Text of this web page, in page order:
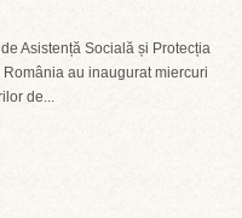
Asistență Socială și Protecția
au inaugurat miercuri
de...